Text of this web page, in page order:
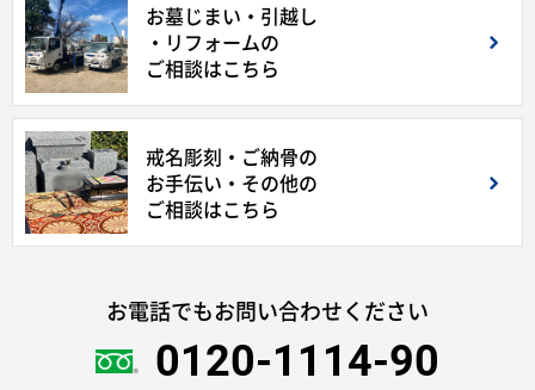
お墓じまい・引越し
・リフォームの
ご相談はこちら
戒名彫刻・ご納骨の
お手伝い・その他の
ご相談はこちら
お電話でもお問い合わせください
0120-1114-90